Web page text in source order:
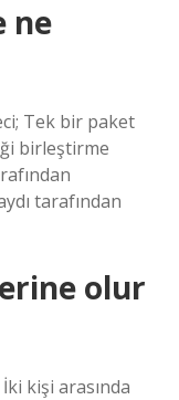
ne
Tek bir paket
birleştirme
tarafından
olur
kişi arasında